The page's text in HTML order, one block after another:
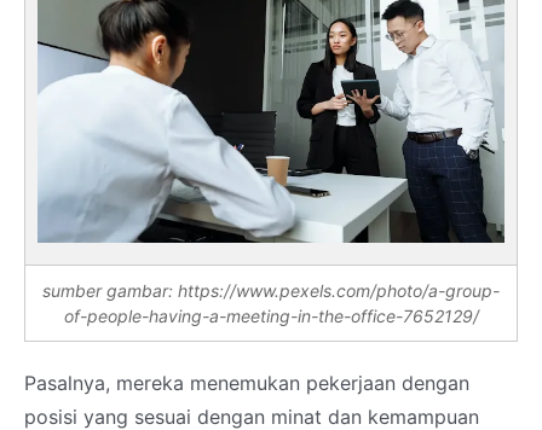
sumber gambar: https://www.pexels.com/photo/a-group-
of-people-having-a-meeting-in-the-office-7652129/
Pasalnya, mereka menemukan pekerjaan dengan
posisi yang sesuai dengan minat dan kemampuan